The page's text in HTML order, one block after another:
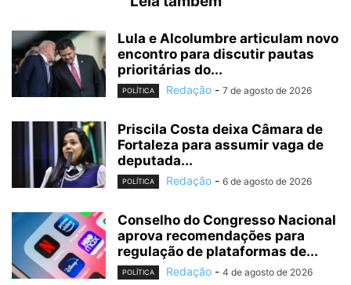
Lula e Alcolumbre articulam novo
encontro para discutir pautas
prioritárias do...
POLÍTICA Redação - 7 de agosto de 2026
Priscila Costa deixa Câmara de
Fortaleza para assumir vaga de
deputada...
POLÍTICA Redação - 6 de agosto de 2026
Conselho do Congresso Nacional
aprova recomendações para
regulação de plataformas de...
POLÍTICA Redação - 4 de agosto de 2026